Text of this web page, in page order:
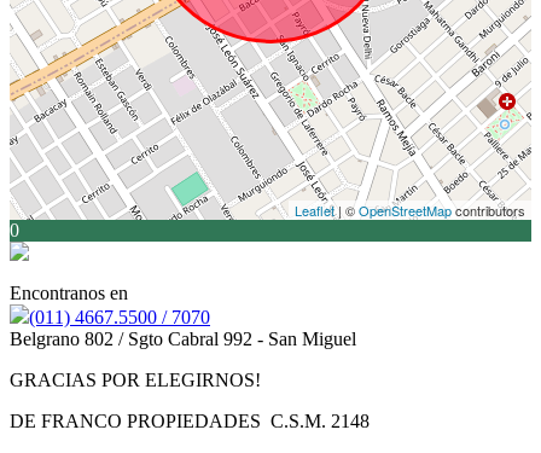
Leaflet| ©OpenStreetMapcontributors
0
Encontranos en
(011) 4667.5500 / 7070
Belgrano 802 / Sgto Cabral 992 - San Miguel
GRACIAS POR ELEGIRNOS!
DE FRANCO PROPIEDADES C.S.M. 2148